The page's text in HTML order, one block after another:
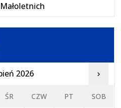
2026 ›
ŚR CZW PT SOB